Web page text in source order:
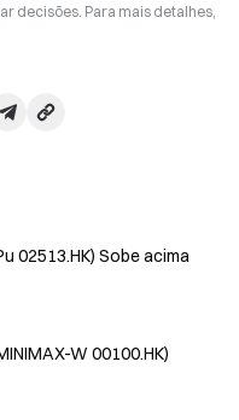
decisões. Para mais detalhes,
02513.HK) Sobe acima
W 00100.HK)